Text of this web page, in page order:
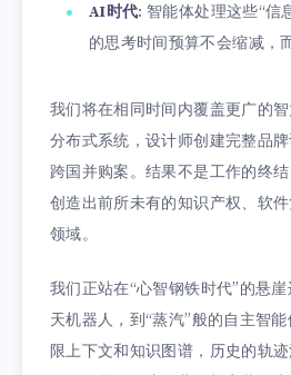
AI时代: 智能体处理这些“信
的思考时间预算不会缩减，
我们将在相同时间内覆盖更广的
分布式系统，设计师创建完整品
跨国并购案。结果不是工作的终
创造出前所未有的知识产权、软
领域。
我们正站在“心智钢铁时代”的悬
天机器人，到“蒸汽”般的自主智
限上下文和知识图谱，历史的轨